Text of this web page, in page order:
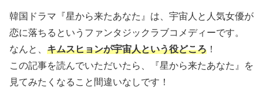
韓国ドラマ『星から来たあなた』は、宇宙人と人気女優が
恋に落ちるというファンタジックラブコメディーです。
なんと、 キムスヒョンが宇宙人という役どころ ！
この記事を読んでいただいたら、『星から来たあなた』を
見てみたくなること間違いなしです！